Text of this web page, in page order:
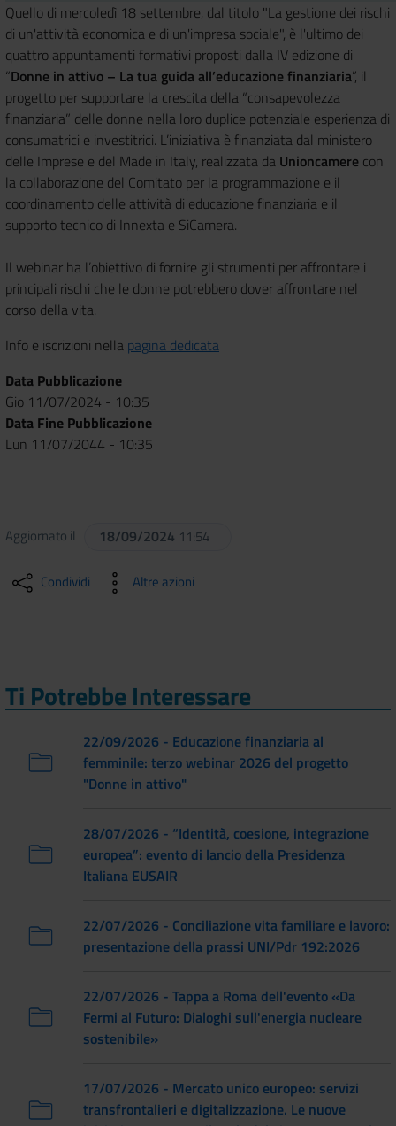
Quello di mercoledì 18 settembre, dal titolo "La gestione dei rischi
di un'attività economica e di un'impresa sociale", è l'ultimo dei
quattro appuntamenti formativi proposti dalla IV edizione di
“Donne in attivo – La tua guida all’educazione finanziaria”, il
progetto per supportare la crescita della “consapevolezza
finanziaria” delle donne nella loro duplice potenziale esperienza di
consumatrici e investitrici. L’iniziativa è finanziata dal ministero
delle Imprese e del Made in Italy, realizzata da Unioncamere con
la collaborazione del Comitato per la programmazione e il
coordinamento delle attività di educazione finanziaria e il
supporto tecnico di Innexta e SiCamera.
Il webinar ha l’obiettivo di fornire gli strumenti per affrontare i
principali rischi che le donne potrebbero dover affrontare nel
corso della vita.
Info e iscrizioni nella pagina dedicata
Data Pubblicazione
Gio 11/07/2024 - 10:35
Data Fine Pubblicazione
Lun 11/07/2044 - 10:35
Aggiornato il 18/09/2024 11:54
Condividi Altre azioni
Ti Potrebbe Interessare
22/09/2026 - Educazione finanziaria al
femminile: terzo webinar 2026 del progetto
"Donne in attivo"
28/07/2026 - “Identità, coesione, integrazione
europea”: evento di lancio della Presidenza
Italiana EUSAIR
22/07/2026 - Conciliazione vita familiare e lavoro:
presentazione della prassi UNI/Pdr 192:2026
22/07/2026 - Tappa a Roma dell'evento «Da
Fermi al Futuro: Dialoghi sull'energia nucleare
sostenibile»
17/07/2026 - Mercato unico europeo: servizi
transfrontalieri e digitalizzazione. Le nuove